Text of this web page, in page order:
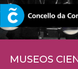
MUSEOS
CORUNA.GAL